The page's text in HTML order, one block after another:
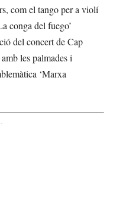
com el tango per a violí
conga del fuego’
del concert de Cap
les palmades i
‘Marxa